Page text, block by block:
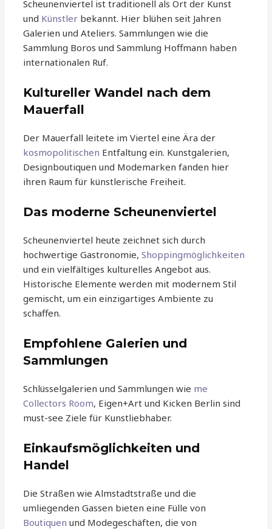
Scheunenviertel ist traditionell als Ort der Kunst
und Künstler bekannt. Hier blühen seit Jahren
Galerien und Ateliers. Sammlungen wie die
Sammlung Boros und Sammlung Hoffmann haben
internationalen Ruf.
Kultureller Wandel nach dem
Mauerfall
Der Mauerfall leitete im Viertel eine Ära der
kosmopolitischen Entfaltung ein. Kunstgalerien,
Designboutiquen und Modemarken fanden hier
ihren Raum für künstlerische Freiheit.
Das moderne Scheunenviertel
Scheunenviertel heute zeichnet sich durch
hochwertige Gastronomie,Shoppingmöglichkeiten
und ein vielfältiges kulturelles Angebot aus.
Historische Elemente werden mit modernem Stil
gemischt, um ein einzigartiges Ambiente zu
schaffen.
Empfohlene Galerien und
Sammlungen
Schlüsselgalerien und Sammlungen wie me
Collectors Room, Eigen+Art und Kicken Berlin sind
must-see Ziele für Kunstliebhaber.
Einkaufsmöglichkeiten und
Handel
Die Straßen wie Almstadtstraße und die
umliegenden Gassen bieten eine Fülle von
Boutiquen und Modegeschäften, die von